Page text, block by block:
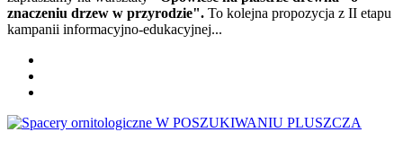
znaczeniu drzew w przyrodzie". To kolejna propozycja z II etapu
kampanii informacyjno-edukacyjnej...